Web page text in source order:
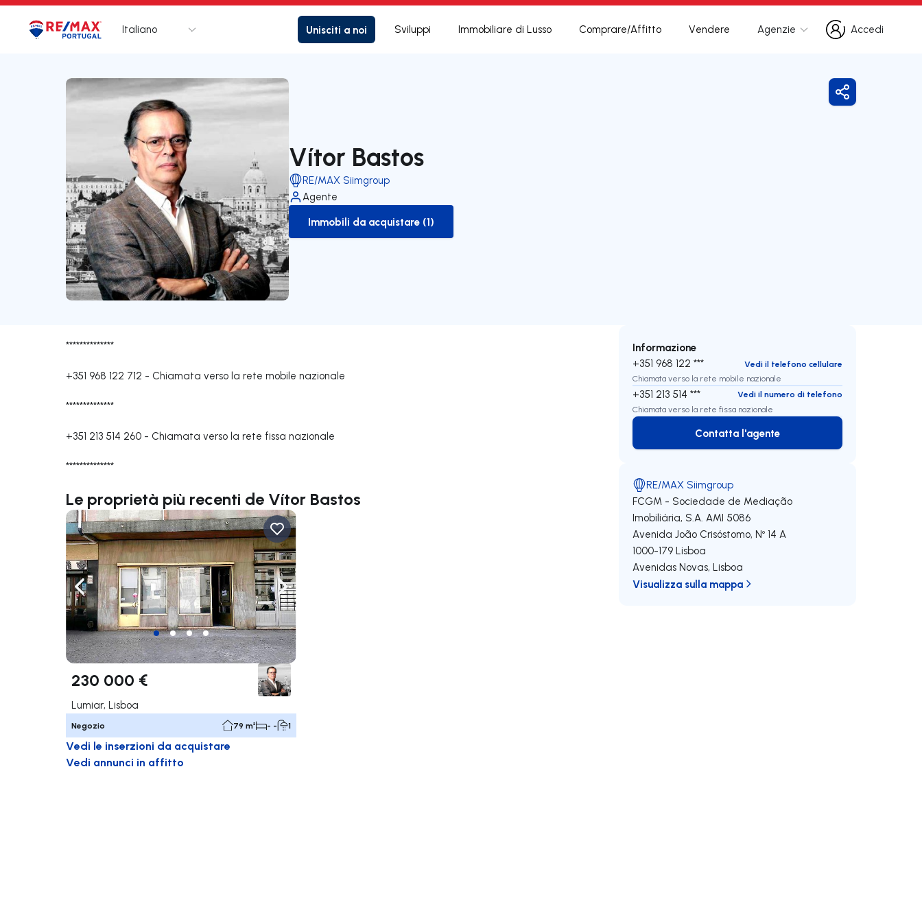
Logo Vai alla homepage
Italiano Unisciti a noi Sviluppi Immobiliare di Lusso Comprare/Affitto Vendere Agenzie
Accedi
Accedi
Vítor Bastos
RE/MAX Siimgroup
Agente
to-buy-listing
Immobili da acquistare (1)
Condividi
**************
+351 968 122 712 - Chiamata verso la rete mobile nazionale
**************
+351 213 514 260 - Chiamata verso la rete fissa nazionale
**************
Le proprietà più recenti de Vítor Bastos
Naviga a sinistra Naviga a destra
230 000 €
Lumiar, Lisboa
Negozio 79 m² - - 1
Vedi le inserzioni da acquistare
Vedi annunci in affitto
Informazione
+351 968 122 ***
Vedi il telefono cellulare
Chiamata verso la rete mobile nazionale
+351 213 514 ***
Vedi il numero di telefono
Chiamata verso la rete fissa nazionale
Contatta l'agente
Contatta l'agente
RE/MAX Siimgroup
FCGM - Sociedade de Mediação
Imobiliária, S.A. AMI 5086
Avenida João Crisóstomo, Nº 14 A
1000-179 Lisboa
Avenidas Novas,Lisboa
Visualizza sulla mappa